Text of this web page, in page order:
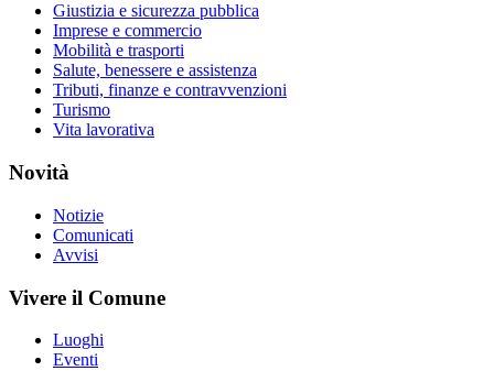
Giustizia e sicurezza pubblica
Imprese e commercio
Mobilità e trasporti
Salute, benessere e assistenza
Tributi, finanze e contravvenzioni
Turismo
Vita lavorativa
Novità
Notizie
Comunicati
Avvisi
Vivere il Comune
Luoghi
Eventi